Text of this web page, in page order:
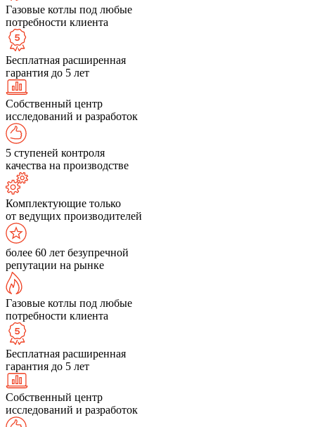
Газовые котлы под любые
потребности клиента
Бесплатная расширенная
гарантия до 5 лет
Собственный центр
исследований и разработок
5 ступеней контроля
качества на производстве
Комплектующие только
от ведущих производителей
более 60 лет безупречной
репутации на рынке
Газовые котлы под любые
потребности клиента
Бесплатная расширенная
гарантия до 5 лет
Собственный центр
исследований и разработок